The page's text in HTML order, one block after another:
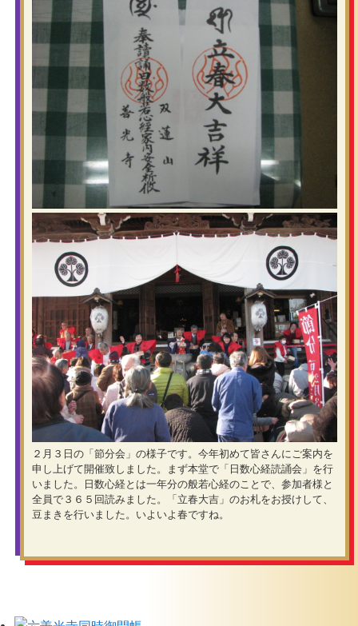
２月３日の「節分会」の様子です。今年初めて皆さんにご案内を
申し上げて開催致しました。まず本堂で「日数心経読誦会」を行
いました。日数心経とは一年分の般若心経のことで、参加者様と
全員で３６５回読みました。「立春大吉」のお札をお授けして、
豆まきを行いました。いよいよ春ですね。